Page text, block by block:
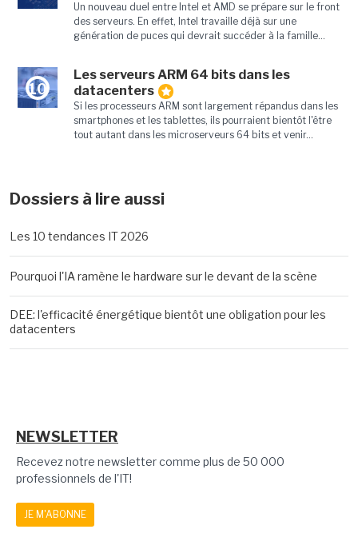
Un nouveau duel entre Intel et AMD se prépare sur le front
des serveurs. En effet, Intel travaille déjà sur une
génération de puces qui devrait succéder à la famille...
10
Les serveurs ARM 64 bits dans les
datacenters
Si les processeurs ARM sont largement répandus dans les
smartphones et les tablettes, ils pourraient bientôt l'être
tout autant dans les microserveurs 64 bits et venir...
Dossiers à lire aussi
Les 10 tendances IT 2026
Pourquoi l'IA ramène le hardware sur le devant de la scène
DEE: l'efficacité énergétique bientôt une obligation pour les
datacenters
NEWSLETTER
Recevez notre newsletter comme plus de 50 000
professionnels de l'IT!
JE M'ABONNE